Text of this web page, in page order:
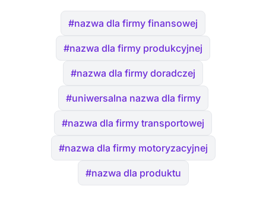
#nazwa dla firmy finansowej
#nazwa dla firmy produkcyjnej
#nazwa dla firmy doradczej
#uniwersalna nazwa dla firmy
#nazwa dla firmy transportowej
#nazwa dla firmy motoryzacyjnej
#nazwa dla produktu